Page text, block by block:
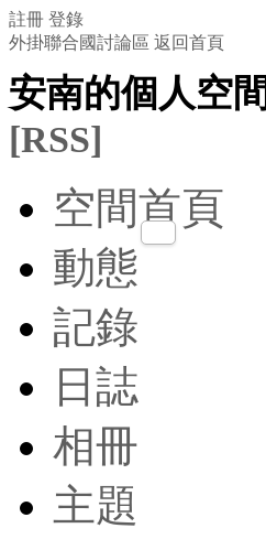
註冊 登錄
外掛聯合國討論區 返回首頁
安南的個人空間
[RSS]
空間首頁
動態
記錄
日誌
相冊
主題